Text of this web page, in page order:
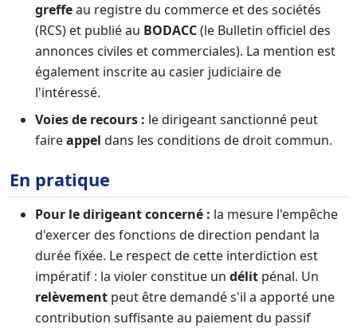
greffeau registre du commerce et des sociétés
(RCS) et publié au BODACC(le Bulletin officiel des
annonces civiles et commerciales). La mention est
également inscrite au casier judiciaire de
l'intéressé.
Voies de recours : le dirigeant sanctionné peut
faireappel dans les conditions de droit commun.
En pratique
Pour le dirigeant concerné : la mesure l'empêche
d'exercer des fonctions de direction pendant la
durée fixée. Le respect de cette interdiction est
impératif : la violer constitue un délit pénal. Un
relèvement peut être demandé s'il a apporté une
contribution suffisante au paiement du passif